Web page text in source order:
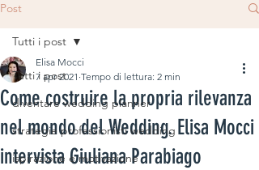
Post
Tutti i post
diventare wedding planner
strategie professionisti wedding
ispirazione e motivazione
Tutti i post
Come costruire la propria rilevanza
nel mondo del Wedding. Elisa Mocci
intervista Giuliana Parabiago
Elisa Mocci
7 apr 2021 Tempo di lettura: 2 min